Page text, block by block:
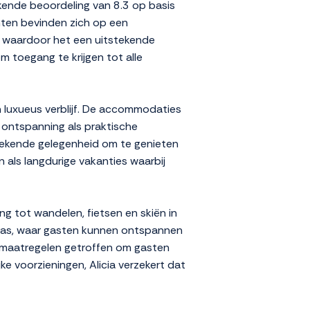
beoordeling van 8.3 op basis
bevinden zich op een
het een uitstekende
toegang te krijgen tot alle
verblijf. De accommodaties
als praktische
gelegenheid om te genieten
langdurige vakanties waarbij
tot wandelen, fietsen en skiën in
waar gasten kunnen ontspannen
getroffen om gasten
voorzieningen, Alicia verzekert dat